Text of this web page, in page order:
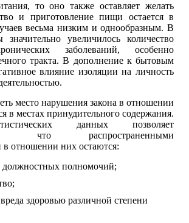
то оно также оставляет желать
и приготовление пищи остается в
весьма низким и однообразным. В
значительно увеличилось количество
заболеваний, особенно
тракта. В дополнение к бытовым
влияние изоляции на личность
место нарушения закона в отношении
в местах принудительного содержания.
данных позволяет
что распространенными
в отношении них остаются:
полномочий;
здоровью различной степени